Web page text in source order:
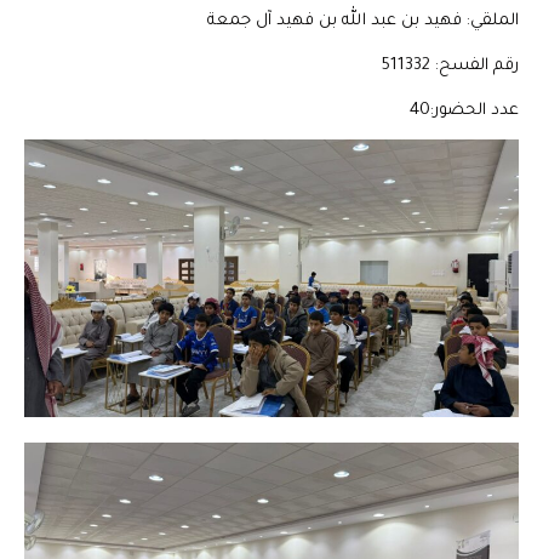
الملقي: فهيد بن عبد الله بن فهيد آل جمعة
رقم الفسح: 511332
عدد الحضور:40